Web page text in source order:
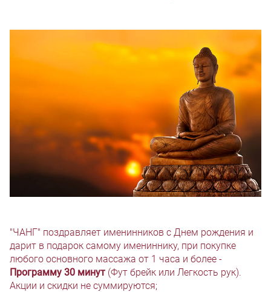
"ЧАНГ" поздравляет именинников с Днем рождения и
дарит в подарок самому имениннику, при покупке
любого основного массажа от 1 часа и более -
Программу 30 минут (Фут брейк или Легкость рук).
Акции и скидки не суммируются;